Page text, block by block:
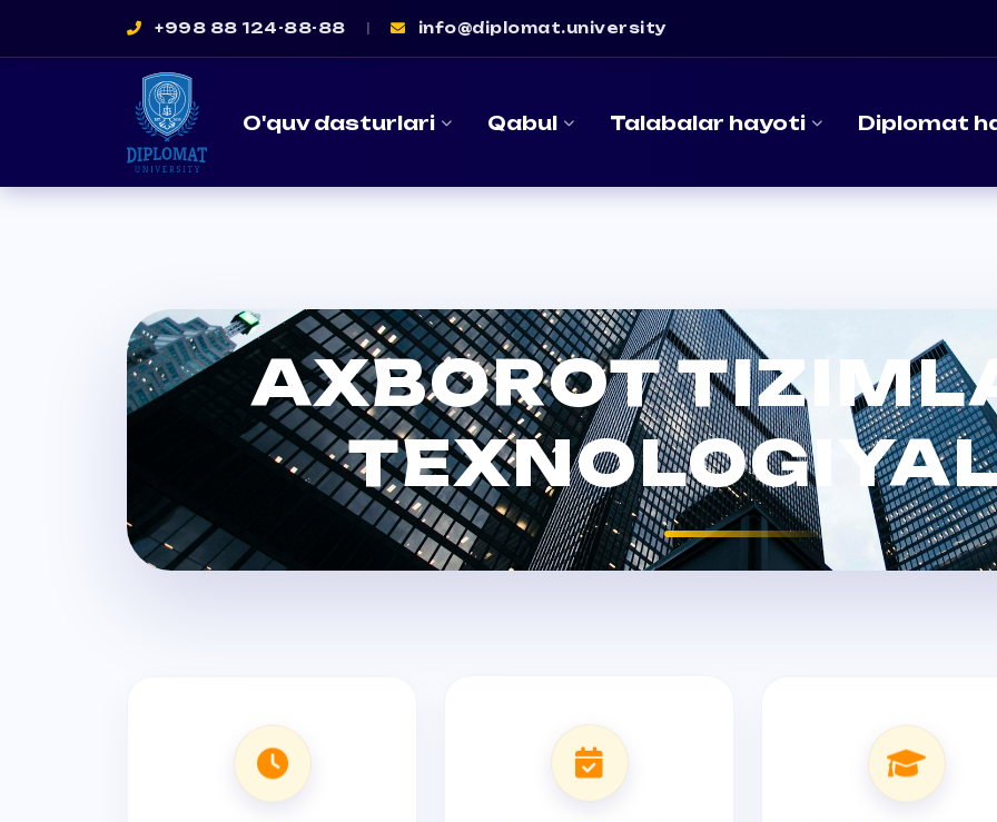
+998 88 124-88-88 | info@diplomat.university
O'quv dasturlari Qabul Talabalar hayoti Diplomat
AXBOROT